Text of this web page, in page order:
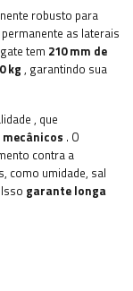
robusto para
as laterais
tem 210 mm de
kg , garantindo sua
, que
. O
contra a
como umidade, sal
garante longa